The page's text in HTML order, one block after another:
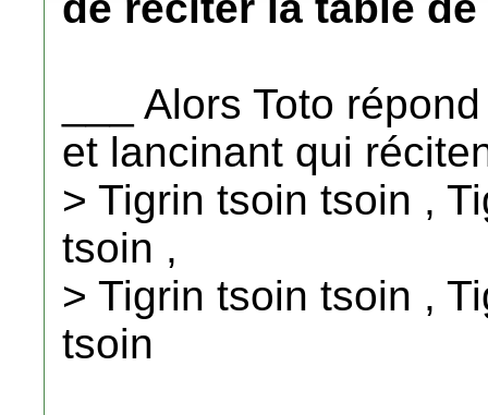
___ Alors Toto
et lancinant qui
> Tigrin tsoin tsoin ,
tsoin ,
> Tigrin tsoin tsoin ,
tsoin